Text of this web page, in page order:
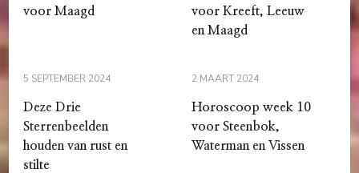
voor Maagd
voor Kreeft, Leeuw
en Maagd
5 SEPTEMBER 2024
Deze Drie
Sterrenbeelden
houden van rust en
stilte
2 MAART 2024
Horoscoop week 10
voor Steenbok,
Waterman en Vissen